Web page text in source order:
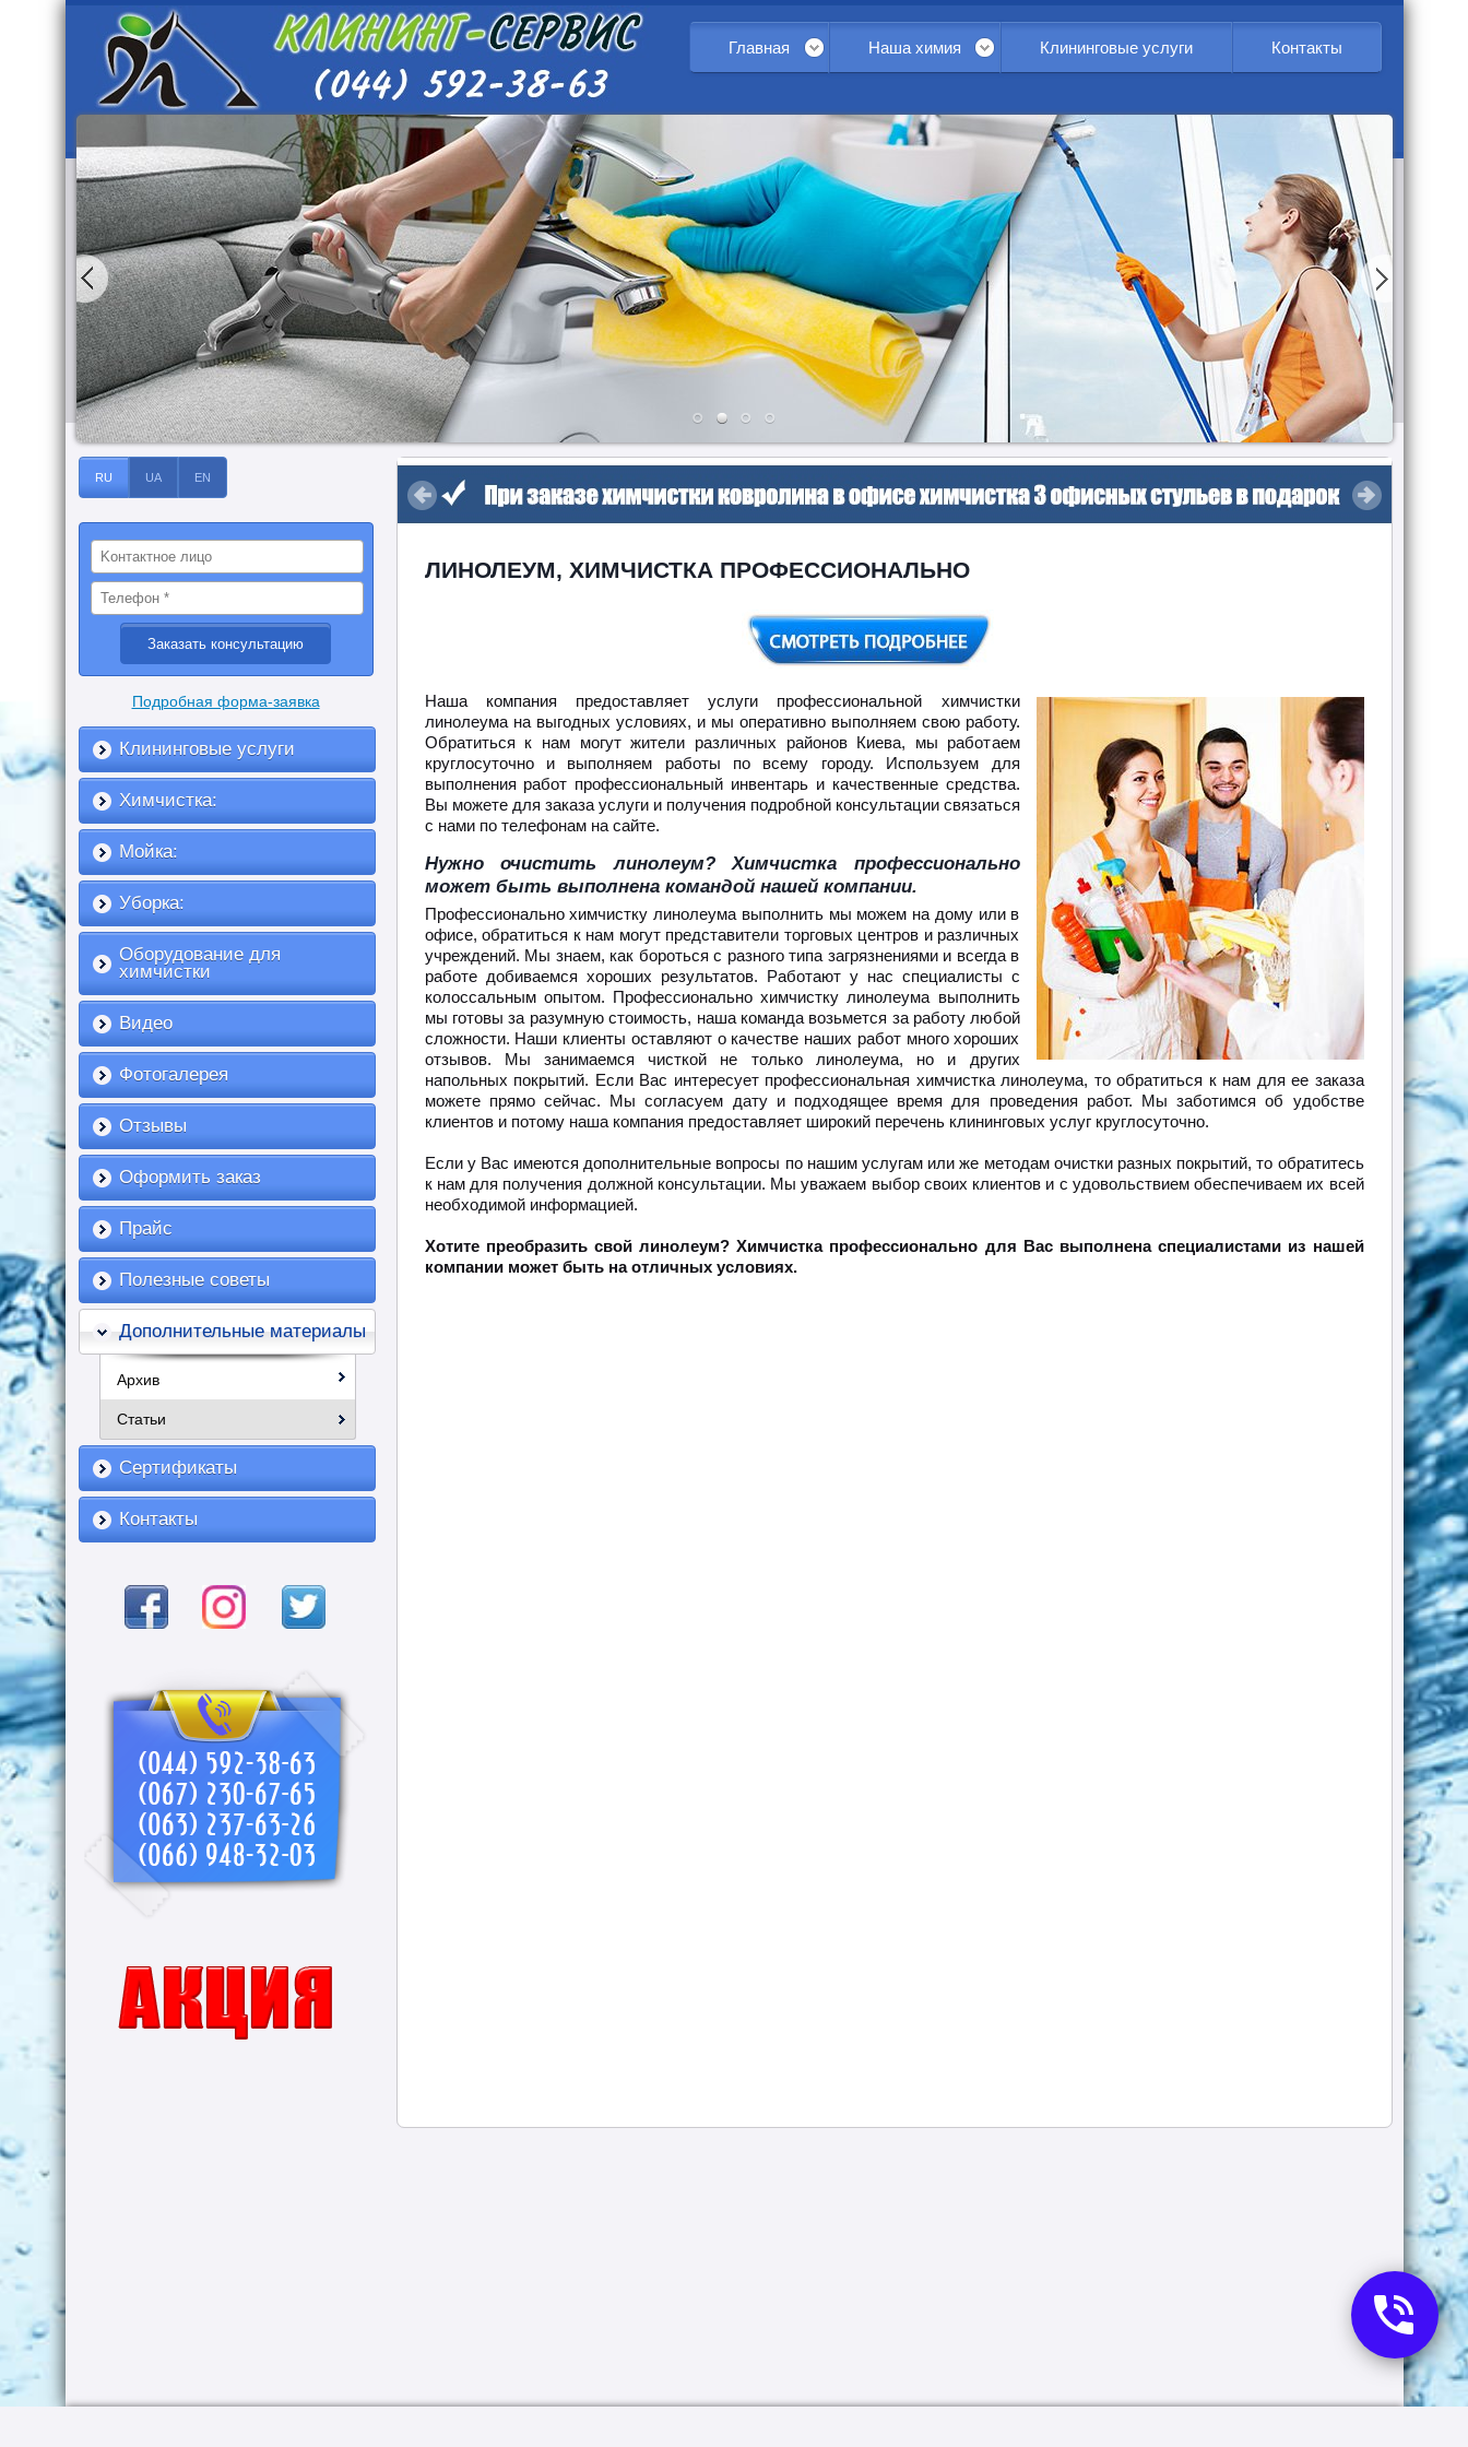
Главная Наша химия Клининговые услуги Контакты
RU UA EN
Подробная форма-заявка
Клининговые услуги
Химчистка:
Мойка:
Уборка:
Оборудование для
химчистки
Видео
Фотогалерея
Отзывы
Оформить заказ
Прайс
Полезные советы
Дополнительные материалы
Архив
Статьи
Сертификаты
Контакты
ЛИНОЛЕУМ, ХИМЧИСТКА ПРОФЕССИОНАЛЬНО
Наша компания предоставляет услуги профессиональной химчистки
линолеума на выгодных условиях, и мы оперативно выполняем свою работу.
Обратиться к нам могут жители различных районов Киева, мы работаем
круглосуточно и выполняем работы по всему городу. Используем для
выполнения работ профессиональный инвентарь и качественные средства.
Вы можете для заказа услуги и получения подробной консультации связаться
с нами по телефонам на сайте.
Нужно очистить линолеум? Химчистка профессионально
может быть выполнена командой нашей компании.
Профессионально химчистку линолеума выполнить мы можем на дому или в
офисе, обратиться к нам могут представители торговых центров и различных
учреждений. Мы знаем, как бороться с разного типа загрязнениями и всегда в
работе добиваемся хороших результатов. Работают у нас специалисты с
колоссальным опытом. Профессионально химчистку линолеума выполнить
мы готовы за разумную стоимость, наша команда возьмется за работу любой
сложности. Наши клиенты оставляют о качестве наших работ много хороших
отзывов. Мы занимаемся чисткой не только линолеума, но и других
напольных покрытий. Если Вас интересует профессиональная химчистка линолеума, то обратиться к нам для ее заказа
можете прямо сейчас. Мы согласуем дату и подходящее время для проведения работ. Мы заботимся об удобстве
клиентов и потому наша компания предоставляет широкий перечень клининговых услуг круглосуточно.
Если у Вас имеются дополнительные вопросы по нашим услугам или же методам очистки разных покрытий, то обратитесь
к нам для получения должной консультации. Мы уважаем выбор своих клиентов и с удовольствием обеспечиваем их всей
необходимой информацией.
Хотите преобразить свой линолеум? Химчистка профессионально для Вас выполнена специалистами из нашей
компании может быть на отличных условиях.